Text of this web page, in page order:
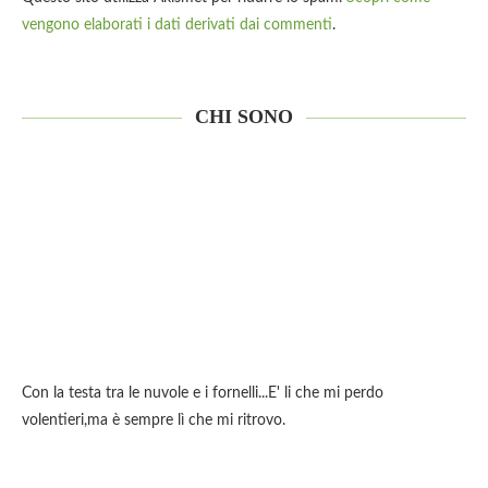
vengono elaborati i dati derivati dai commenti.
CHI SONO
Con la testa tra le nuvole e i fornelli...E' li che mi perdo
volentieri,ma è sempre lì che mi ritrovo.